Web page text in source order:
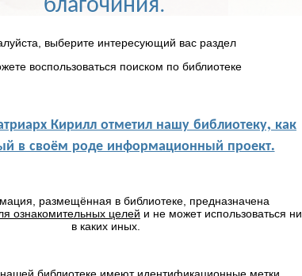
выберите интересующий вас раздел
воспользоваться поиском по библиотеке
Кирилл отметил нашу библиотеку, как
в своём роде информационный проект.
размещённая в библиотеке, предназначена
ознакомительных целей и не может использоваться ни
в каких иных.